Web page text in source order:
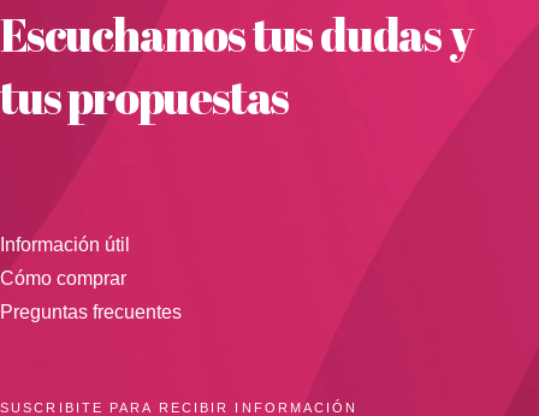
Escuchamos tus dudas y
tus propuestas
Información útil
Cómo comprar
Preguntas frecuentes
SUSCRIBITE PARA RECIBIR INFORMACIÓN